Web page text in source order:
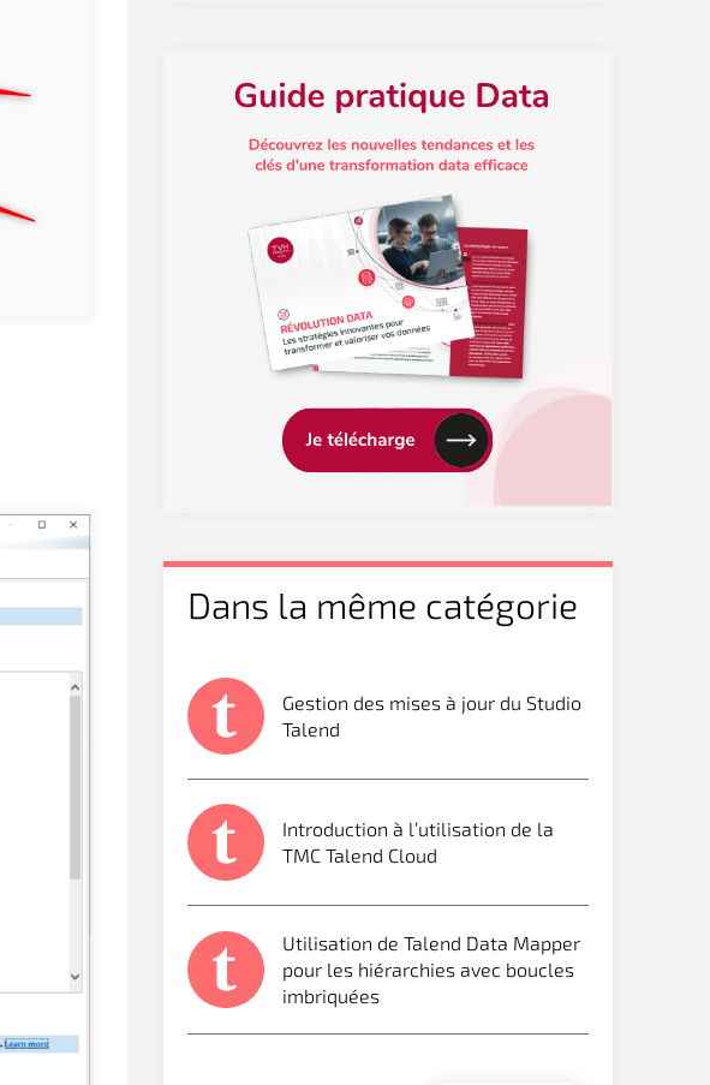
Dans la même catégorie
Gestion des mises à jour du Studio
Talend
Introduction à l’utilisation de la
TMC Talend Cloud
Utilisation de Talend Data Mapper
pour les hiérarchies avec boucles
imbriquées